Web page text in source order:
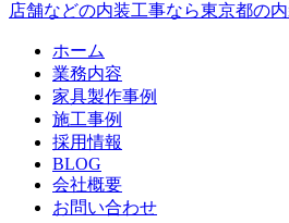
店舗などの内装工事なら東京都の
ホーム
業務内容
家具製作事例
施工事例
採用情報
BLOG
会社概要
お問い合わせ